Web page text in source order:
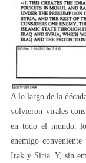
A lo largo de la
volvieron virales
en todo el mundo,
enemigo
Irak y Siria. Y, sin